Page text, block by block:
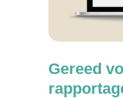
Gereed